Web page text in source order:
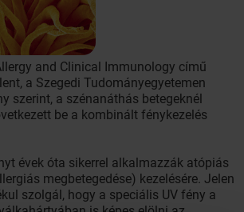
and Clinical Immunology című
a Szegedi Tudományegyetemen
szerint, a szénanáthás betegeknél
be a kombinált fénykezelés
évek óta sikerrel alkalmazzák atópiás
megbetegedése) kezelésére. Jelen
szolgál, hogy a speciális UV fény a